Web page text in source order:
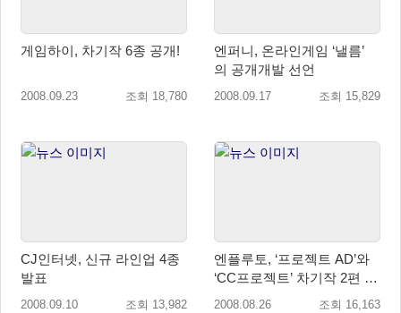
게임하이, 차기작 6종 공개!
2008.09.23 조회 18,780
엔퍼니, 온라인게임 ‘낼름’
의 공개개발 선언
2008.09.17 조회 15,829
CJ인터넷, 신규 라인업 4종
발표
2008.09.10 조회 13,982
엔플루토, ‘프로젝트 AD’와
‘CC프로젝트’ 차기작 2편 전
격 공개
2008.08.26 조회 16,163